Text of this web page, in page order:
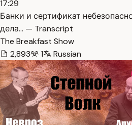
17:29
Банки и сертификат
дела… — Transcript
The Breakfast Show
2,893
1 Russian